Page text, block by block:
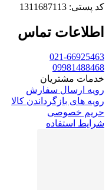
کد پستی: 1311687113
اطلاعات تماس
021-66925463
09981488468
خدمات مشتریان
رویه ارسال سفارش
رویه های بازگرداندن کالا
حریم خصوصی
شرایط استفاده